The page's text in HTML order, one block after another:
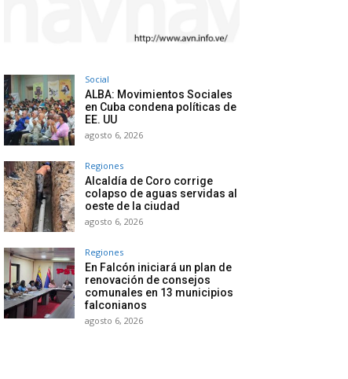
Social
ALBA: Movimientos Sociales
en Cuba condena políticas de
EE. UU
agosto 6, 2026
Regiones
Alcaldía de Coro corrige
colapso de aguas servidas al
oeste de la ciudad
agosto 6, 2026
Regiones
En Falcón iniciará un plan de
renovación de consejos
comunales en 13 municipios
falconianos
agosto 6, 2026